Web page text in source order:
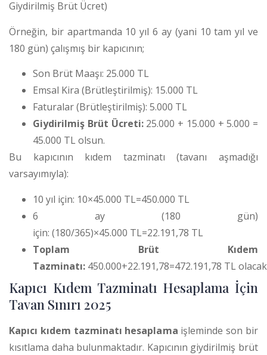
Giydirilmiş Brüt Ücret)
Örneğin, bir apartmanda 10 yıl 6 ay (yani 10 tam yıl ve
180 gün) çalışmış bir kapıcının;
Son Brüt Maaşı: 25.000 TL
Emsal Kira (Brütleştirilmiş): 15.000 TL
Faturalar (Brütleştirilmiş): 5.000 TL
Giydirilmiş Brüt Ücreti:25.000 + 15.000 + 5.000 =
45.000 TL olsun.
Bu kapıcının kıdem tazminatı (tavanı aşmadığı
varsayımıyla):
10 yıl için: 10×45.000 TL=450.000 TL
6 ay (180 gün)
için: (180/365)×45.000 TL=22.191,78 TL
Toplam Brüt Kıdem
Tazminatı: 450.000+22.191,78=472.191,78 TL
Kapıcı Kıdem Tazminatı Hesaplama İçin
Tavan Sınırı 2025
Kapıcı kıdem tazminatı hesaplama işleminde son bir
kısıtlama daha bulunmaktadır. Kapıcının giydirilmiş brüt